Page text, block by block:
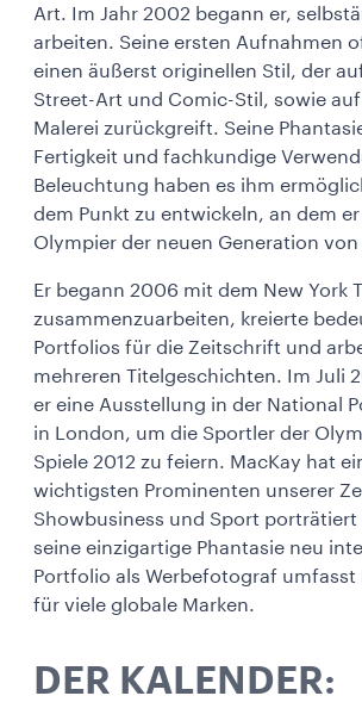
Art. Im Jahr 2002 begann er,
arbeiten. Seine ersten Aufnahmen
einen äußerst originellen Stil, der
Street-Art und Comic-Stil, sowie
Malerei zurückgreift. Seine
Fertigkeit und fachkundige
Beleuchtung haben es ihm
dem Punkt zu entwickeln, an dem
Olympier der neuen Generation
Er begann 2006 mit dem New York
zusammenzuarbeiten, kreierte
Portfolios für die Zeitschrift und
mehreren Titelgeschichten. Im Juli
er eine Ausstellung in der National
in London, um die Sportler der
Spiele 2012 zu feiern. MacKay hat
wichtigsten Prominenten unserer
Showbusiness und Sport porträtiert
seine einzigartige Phantasie neu
Portfolio als Werbefotograf umfasst
für viele globale Marken.
DER KALENDER: